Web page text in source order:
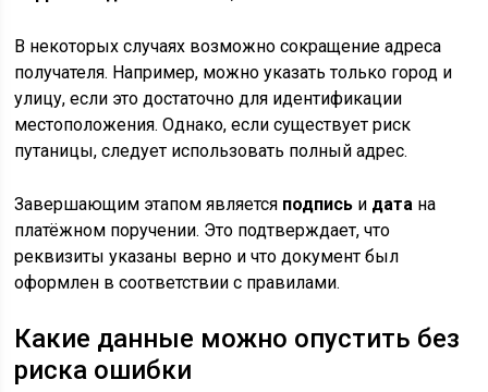
В некоторых случаях возможно сокращение адреса
получателя. Например, можно указать только город и
улицу, если это достаточно для идентификации
местоположения. Однако, если существует риск
путаницы, следует использовать полный адрес.
Завершающим этапом является подпись и дата на
платёжном поручении. Это подтверждает, что
реквизиты указаны верно и что документ был
оформлен в соответствии с правилами.
Какие данные можно опустить без
риска ошибки